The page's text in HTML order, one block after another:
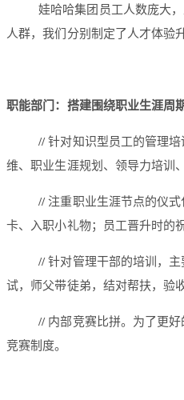
娃哈哈集团员工人数庞大
人群，我们分别制定了人才体验
职能部门：搭建围绕职业生涯周
//针对知识型员工的管理
维、职业生涯规划、领导力培训
//注重职业生涯节点的仪
卡、入职小礼物；员工晋升时的
//针对管理干部的培训，
试，师父带徒弟，结对帮扶，验
// 内部竞赛比拼。为了更
竞赛制度。